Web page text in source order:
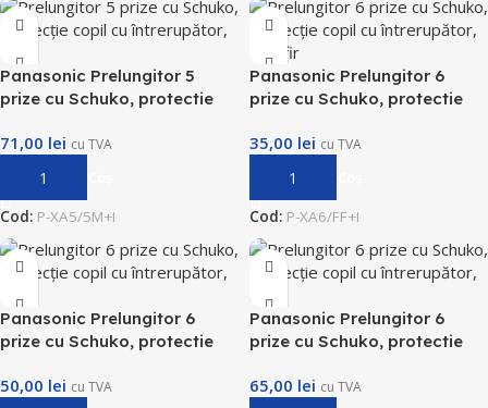
Panasonic Prelungitor 5
prize cu Schuko, protectie
71,00 lei cu TVA
Adaugă În Coș
Cod: P-XA5/5M+I
Panasonic Prelungitor 6
prize cu Schuko, protectie
35,00 lei cu TVA
Adaugă În Coș
Cod: P-XA6/FF+I
Panasonic Prelungitor 6
prize cu Schuko, protectie
50,00 lei cu TVA
Panasonic Prelungitor 6
prize cu Schuko, protectie
65,00 lei cu TVA